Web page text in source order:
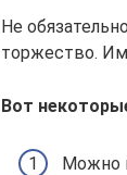
Не
торжество.
Вот
Можно